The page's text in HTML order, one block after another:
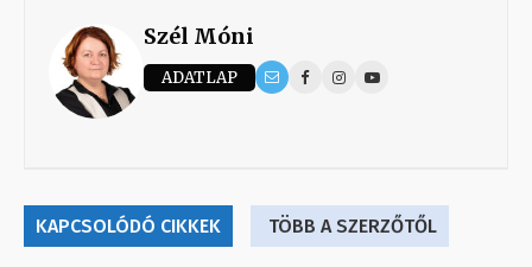
Szél Móni
ADATLAP
KAPCSOLÓDÓ CIKKEK TÖBB A SZERZŐTŐL